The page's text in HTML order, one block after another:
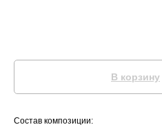
В корзину
Состав композиции: